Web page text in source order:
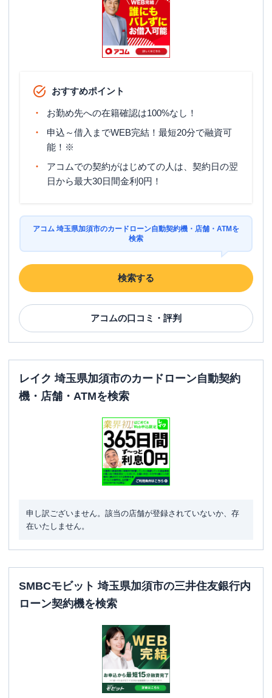
おすすめポイント
お勤め先への在籍確認は100%なし！
申込～借入までWEB完結！最短20分で融資可
能！※
アコムでの契約がはじめての人は、契約日の翌
日から最大30日間金利0円！
アコム 埼玉県加須市のカードローン自動契約機・店舗・ATMを
検索
検索する
アコムの口コミ・評判
レイク 埼玉県加須市のカードローン自動契約
機・店舗・ATMを検索
申し訳ございません。該当の店舗が登録されていないか、存
在いたしません。
SMBCモビット 埼玉県加須市の三井住友銀行内
ローン契約機を検索